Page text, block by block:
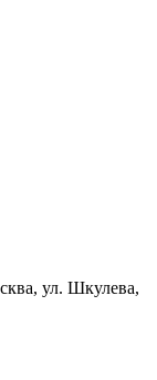
ул. Шкулева,